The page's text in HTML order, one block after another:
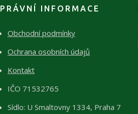
PRÁVNÍ INFORMACE
Obchodní podmínky
Ochrana osobních údajů
Kontakt
IČO 71532765
Sídlo: U Smaltovny 1334, Praha 7